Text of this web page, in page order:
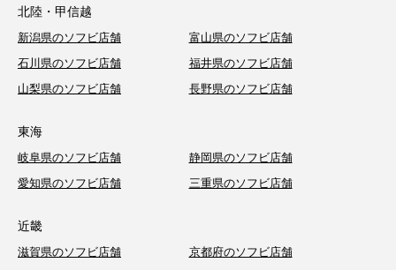
北陸・甲信越
新潟県のソフビ店舗
富山県のソフビ店舗
石川県のソフビ店舗
福井県のソフビ店舗
山梨県のソフビ店舗
長野県のソフビ店舗
東海
岐阜県のソフビ店舗
静岡県のソフビ店舗
愛知県のソフビ店舗
三重県のソフビ店舗
近畿
滋賀県のソフビ店舗
京都府のソフビ店舗